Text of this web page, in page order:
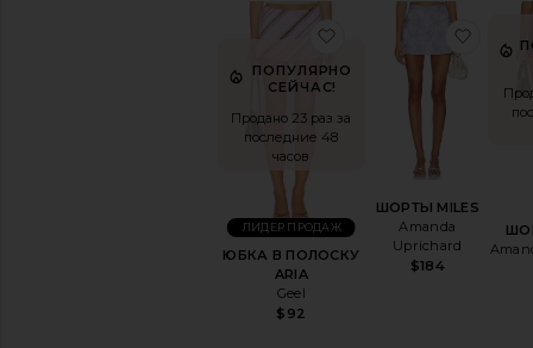
товары в Избранном
ПОПУЛЯРНО
СЕЙЧАС!
Продано 23 раз за
последние 48
часов
ЮБКА В ПОЛОСКУ
ARIA
Geel
$92
ЛИДЕР ПРОДАЖ
избранноеЮБКА В
ШОРТЫ MILES
Amanda
Uprichard
$184